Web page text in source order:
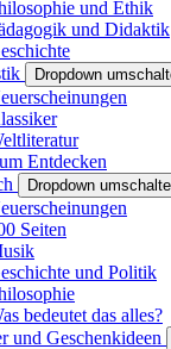
und Ethik
und Didaktik
Dropdown
Entdecken
Dropdown
Seiten
und Politik
bedeutet das alles?
und Geschenkideen